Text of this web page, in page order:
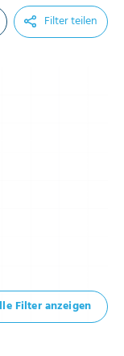
Filter teilen
Filter anzeigen